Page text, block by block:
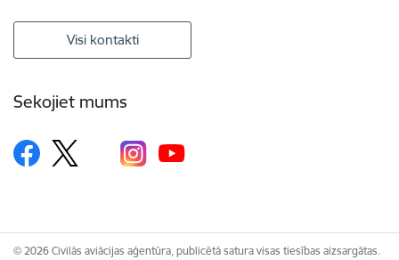
Visi kontakti
Sekojiet mums
© 2026 Civilās aviācijas aģentūra, publicētā satura visas tiesības aizsargātas.